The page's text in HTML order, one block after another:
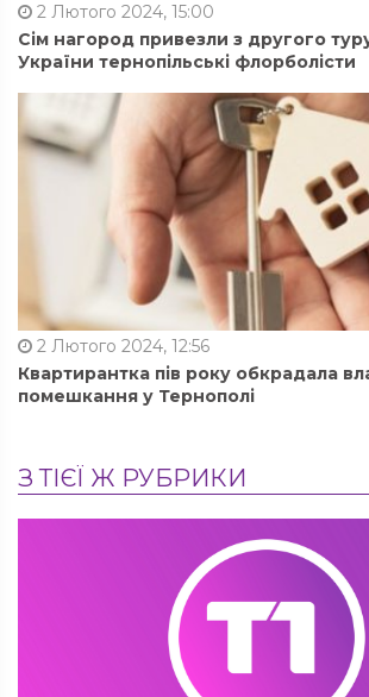
2 Лютого 2024, 15:00
Сім нагород привезли з другого
України тернопільські флорболісти
2 Лютого 2024, 12:56
Квартирантка пів року обкрадала
помешкання у Тернополі
З ТІЄЇ Ж РУБРИКИ